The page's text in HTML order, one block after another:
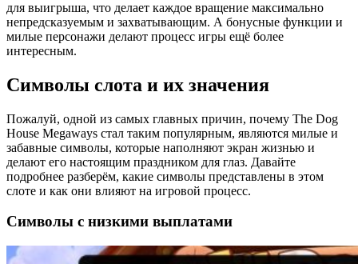
для выигрыша, что делает каждое вращение максимально
непредсказуемым и захватывающим. А бонусные функции и
милые персонажи делают процесс игры ещё более
интересным.
Символы слота и их значения
Пожалуй, одной из самых главных причин, почему The Dog
House Megaways стал таким популярным, являются милые и
забавные символы, которые наполняют экран жизнью и
делают его настоящим праздником для глаз. Давайте
подробнее разберём, какие символы представлены в этом
слоте и как они влияют на игровой процесс.
Символы с низкими выплатами